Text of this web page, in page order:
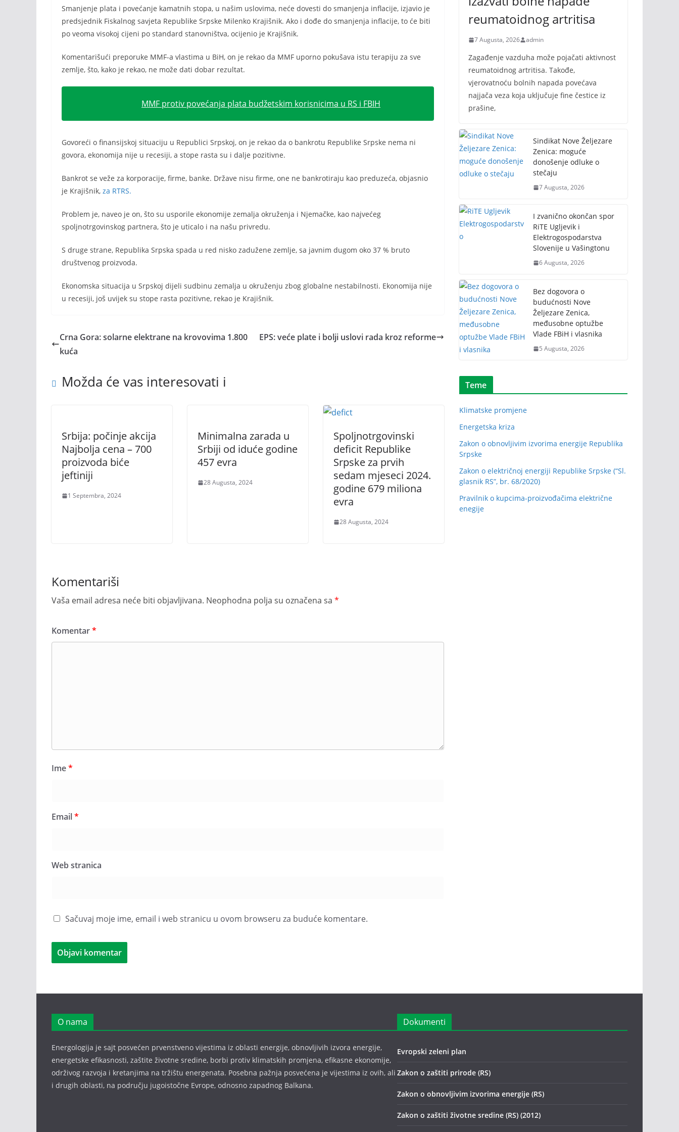
Smanjenje plata i povećanje kamatnih stopa, u našim uslovima, neće dovesti do smanjenja inflacije, izjavio je
predsjednik Fiskalnog savjeta Republike Srpske Milenko Krajišnik. Ako i dođe do smanjenja inflacije, to će biti
po veoma visokoj cijeni po standard stanovništva, ocijenio je Krajišnik.
Komentarišući preporuke MMF-a vlastima u BiH, on je rekao da MMF uporno pokušava istu terapiju za sve
zemlje, što, kako je rekao, ne može dati dobar rezultat.
MMF protiv povećanja plata budžetskim korisnicima u RS i FBIH
Govoreći o finansijskoj situaciju u Republici Srpskoj, on je rekao da o bankrotu Republike Srpske nema ni
govora, ekonomija nije u recesiji, a stope rasta su i dalje pozitivne.
Bankrot se veže za korporacije, firme, banke. Države nisu firme, one ne bankrotiraju kao preduzeća, objasnio
je Krajišnik, za RTRS.
Problem je, naveo je on, što su usporile ekonomije zemalja okruženja i Njemačke, kao najvećeg
spoljnotrgovinskog partnera, što je uticalo i na našu privredu.
S druge strane, Republika Srpska spada u red nisko zadužene zemlje, sa javnim dugom oko 37 % bruto
društvenog proizvoda.
Ekonomska situacija u Srpskoj dijeli sudbinu zemalja u okruženju zbog globalne nestabilnosti. Ekonomija nije
u recesiji, još uvijek su stope rasta pozitivne, rekao je Krajišnik.
Crna Gora: solarne elektrane na krovovima 1.800
kuća
EPS: veće plate i bolji uslovi rada kroz reforme
Možda će vas interesovati i
Srbija: počinje akcija
Najbolja cena – 700
proizvoda biće
jeftiniji
1 Septembra, 2024
Minimalna zarada u
Srbiji od iduće godine
457 evra
28 Augusta, 2024
Spoljnotrgovinski
deficit Republike
Srpske za prvih
sedam mjeseci 2024.
godine 679 miliona
evra
28 Augusta, 2024
Komentariši
Vaša email adresa neće biti objavljivana. Neophodna polja su označena sa *
Komentar*
Ime*
Email*
Web stranica
Sačuvaj moje ime, email i web stranicu u ovom browseru za buduće komentare.
reumatoidnog artritisa
7 Augusta, 2026 admin
Zagađenje vazduha može pojačati aktivnost
reumatoidnog artritisa. Takođe,
vjerovatnoću bolnih napada povećava
najjača veza koja uključuje fine čestice iz
prašine,
Sindikat Nove Željezare
Zenica: moguće
donošenje odluke o
stečaju
7 Augusta, 2026
I zvanično okončan spor
RiTE Ugljevik i
Elektrogospodarstva
Slovenije u Vašingtonu
6 Augusta, 2026
Bez dogovora o
budućnosti Nove
Željezare Zenica,
međusobne optužbe
Vlade FBiH i vlasnika
5 Augusta, 2026
Teme
Klimatske promjene
Energetska kriza
Zakon o obnovljivim izvorima energije Republika
Srpske
Zakon o električnoj energiji Republike Srpske (“Sl.
glasnik RS”, br. 68/2020)
Pravilnik o kupcima-proizvođačima električne
enegije
O nama
Energologija je sajt posvećen prvenstveno vijestima iz oblasti energije, obnovljivih izvora energije,
energetske efikasnosti, zaštite životne sredine, borbi protiv klimatskih promjena, efikasne ekonomije,
održivog razvoja i kretanjima na tržištu energenata. Posebna pažnja posvećena je vijestima iz ovih, ali
i drugih oblasti, na području jugoistočne Evrope, odnosno zapadnog Balkana.
Dokumenti
Evropski zeleni plan
Zakon o zaštiti prirode (RS)
Zakon o obnovljivim izvorima energije (RS)
Zakon o zaštiti životne sredine (RS) (2012)